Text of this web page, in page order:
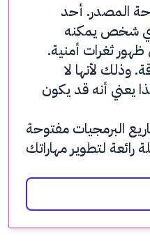
المصدر. أحد
أي شخص يمكنه
ثغرات أمنية.
وذلك لأنها لا
يعني أنه قد يكون
البرمجيات مفتوحة
لتطوير مهاراتك